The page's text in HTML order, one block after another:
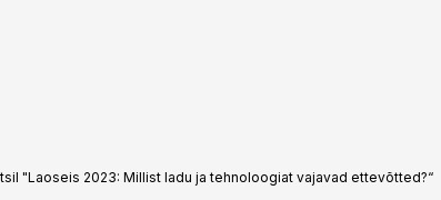
"Laoseis 2023: Millist ladu ja tehnoloogiat vajavad ettevõtted?“